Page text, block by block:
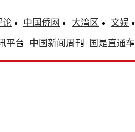
论 中国侨网 大湾区 文娱
平台 中国新闻周刊 国是直通车